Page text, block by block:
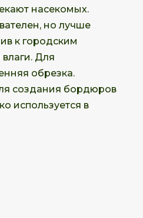
насекомых.
но лучше
к городским
Для
обрезка.
создания бордюров
используется в